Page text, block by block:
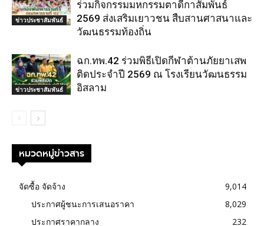
ข่าวประชาสัมพันธ์
ร่วมกิจกรรมมหกรรมตาดีกาสัมพันธ์
2569 ส่งเสริมเยาวชน สืบสานศาสนาและ
วัฒนธรรมท้องถิ่น
ข่าวประชาสัมพันธ์
ฉก.ทพ.42 ร่วมพิธีเปิดกีฬาต้านภัยยาเสพ
ติดประจำปี 2569 ณ โรงเรียนวัฒนธรรม
อิสลาม
หมวดหมู่ข่าวสาร
จัดซื้อ จัดจ้าง
9,014
ประกาศผู้ชนะการเสนอราคา
8,029
ประกาศราคากลาง
232